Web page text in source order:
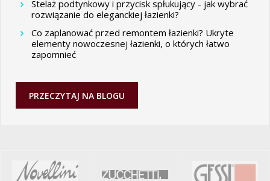
Stelaż podtynkowy i przycisk spłukujący - jak wybrać
rozwiązanie do eleganckiej łazienki?
Co zaplanować przed remontem łazienki? Ukryte
elementy nowoczesnej łazienki, o których łatwo
zapomnieć
PRZECZYTAJ NA BLOGU